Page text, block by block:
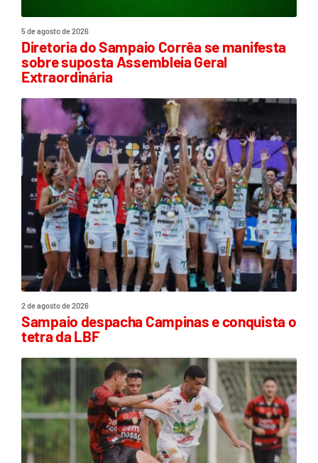
5 de agosto de 2026
Diretoria do Sampaio Corrêa se manifesta
sobre suposta Assembleia Geral
Extraordinária
2 de agosto de 2026
Sampaio despacha Campinas e conquista o
tetra da LBF